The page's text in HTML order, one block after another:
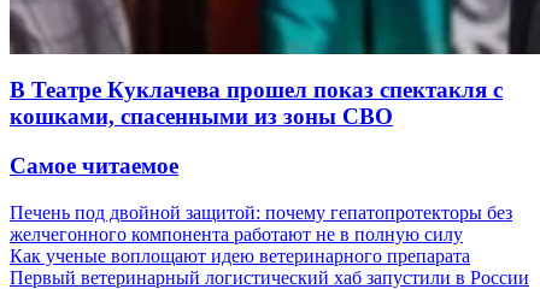
В Театре Куклачева прошел показ спектакля с
кошками, спасенными из зоны СВО
Самое читаемое
Печень под двойной защитой: почему гепатопротекторы без
желчегонного компонента работают не в полную силу
Как ученые воплощают идею ветеринарного препарата
Первый ветеринарный логистический хаб запустили в России